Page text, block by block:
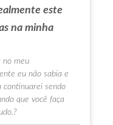
este
na minha
no meu
eu não sabia e
continuarei sendo
que você faça